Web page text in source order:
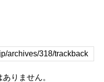
りません。